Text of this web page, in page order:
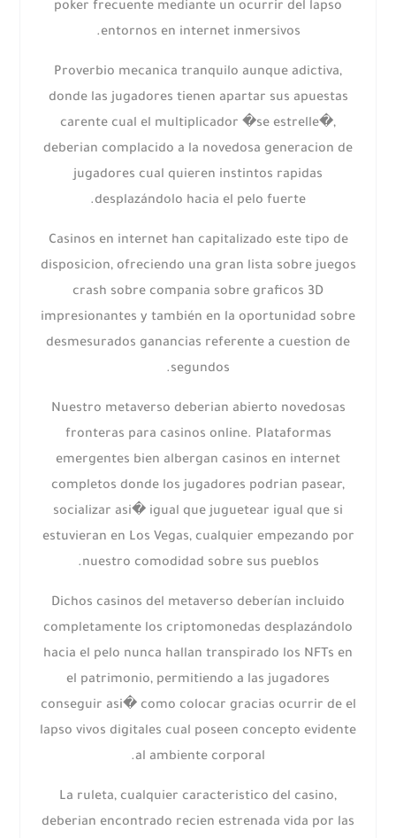
poker frecuente mediante un ocurrir del lapso
entornos en internet inmersivos.
Proverbio mecanica tranquilo aunque adictiva,
donde las jugadores tienen apartar sus apuestas
carente cual el multiplicador �se estrelle�,
deberian complacido a la novedosa generacion de
jugadores cual quieren instintos rapidas
desplazándolo hacia el pelo fuerte.
Casinos en internet han capitalizado este tipo de
disposicion, ofreciendo una gran lista sobre juegos
crash sobre compania sobre graficos 3D
impresionantes y también en la oportunidad sobre
desmesurados ganancias referente a cuestion de
segundos.
Nuestro metaverso deberian abierto novedosas
fronteras para casinos online. Plataformas
emergentes bien albergan casinos en internet
completos donde los jugadores podrian pasear,
socializar asi� igual que juguetear igual que si
estuvieran en Los Vegas, cualquier empezando por
nuestro comodidad sobre sus pueblos.
Dichos casinos del metaverso deberían incluido
completamente los criptomonedas desplazándolo
hacia el pelo nunca hallan transpirado los NFTs en
el patrimonio, permitiendo a las jugadores
conseguir asi� como colocar gracias ocurrir de el
lapso vivos digitales cual poseen concepto evidente
al ambiente corporal.
La ruleta, cualquier caracteristico del casino,
deberian encontrado recien estrenada vida por las